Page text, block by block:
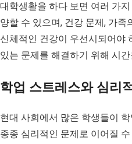
대학생활을 하다 보면 여러 가
양할 수 있으며, 건강 문제, 가
신체적인 건강이 우선시되어야
있는 문제를 해결하기 위해 시
학업 스트레스와 심리
현대 사회에서 많은 학생들이
종종 심리적인 문제로 이어질